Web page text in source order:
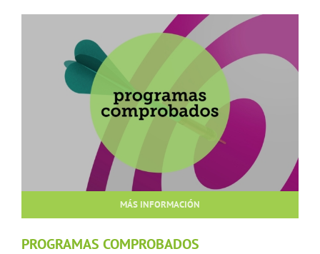
MÁS INFORMACIÓN
PROGRAMAS COMPROBADOS